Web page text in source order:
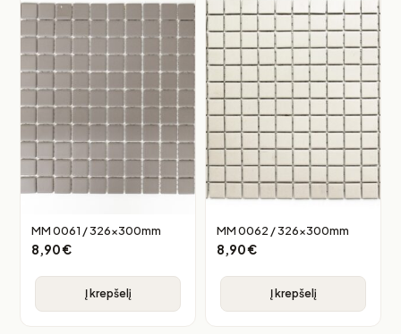
MM 0061 / 326x300mm
8,90€
Į krepšelį
MM 0062 / 326x300mm
8,90€
Į krepšelį